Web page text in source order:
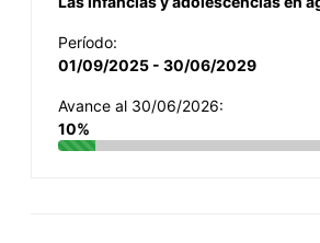
Período:
01/09/2025 - 30/06/2029
Avance al 30/06/2026:
10%